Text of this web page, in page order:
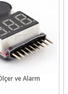
ve Alarm